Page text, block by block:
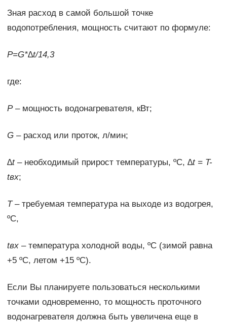
Зная расход в самой большой точке
водопотребления, мощность считают по формуле:
P=G*∆t/14,3
где:
P– мощность водонагревателя, кВт;
G– расход или проток, л/мин;
∆t– необходимый прирост температуры, ºС, ∆t = T-
tвх;
Т– требуемая температура на выходе из водогрея,
ºС,
tвх– температура холодной воды, ºС (зимой равна
+5 ºС, летом +15 ºС).
Если Вы планируете пользоваться несколькими
точками одновременно, то мощность проточного
водонагревателя должна быть увеличена еще в